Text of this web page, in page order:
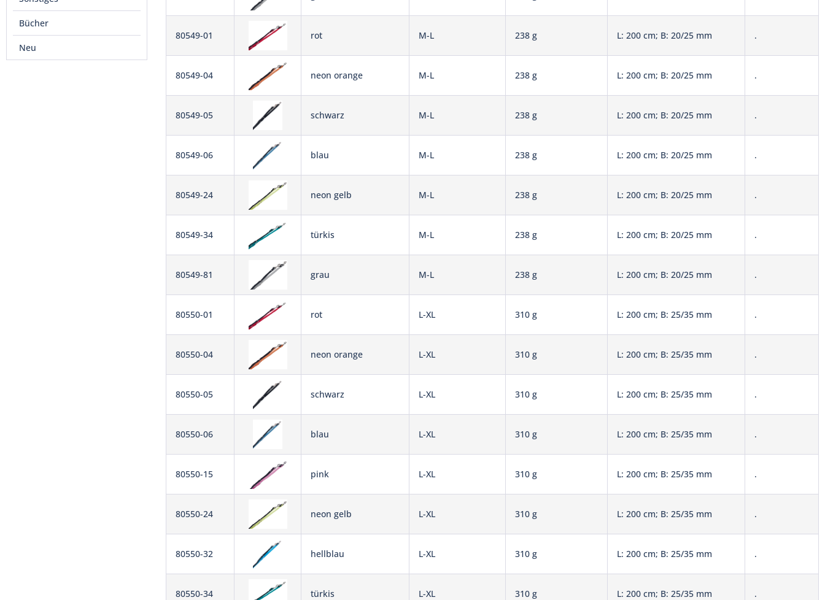
Bücher
Neu
80549-01 rot M-L 238 g L: 200 cm; B: 20/25 mm .
80549-04 neon orange M-L 238 g L: 200 cm; B: 20/25 mm .
80549-05 schwarz M-L 238 g L: 200 cm; B: 20/25 mm .
80549-06 blau M-L 238 g L: 200 cm; B: 20/25 mm .
80549-24 neon gelb M-L 238 g L: 200 cm; B: 20/25 mm .
80549-34 türkis M-L 238 g L: 200 cm; B: 20/25 mm .
80549-81 grau M-L 238 g L: 200 cm; B: 20/25 mm .
80550-01 rot L-XL 310 g L: 200 cm; B: 25/35 mm .
80550-04 neon orange L-XL 310 g L: 200 cm; B: 25/35 mm .
80550-05 schwarz L-XL 310 g L: 200 cm; B: 25/35 mm .
80550-06 blau L-XL 310 g L: 200 cm; B: 25/35 mm .
80550-15 pink L-XL 310 g L: 200 cm; B: 25/35 mm .
80550-24 neon gelb L-XL 310 g L: 200 cm; B: 25/35 mm .
80550-32 hellblau L-XL 310 g L: 200 cm; B: 25/35 mm .
80550-34 türkis L-XL 310 g L: 200 cm; B: 25/35 mm .